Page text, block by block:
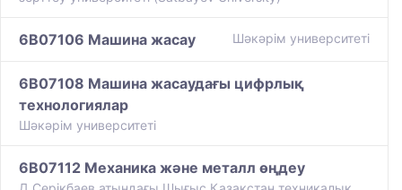
6B07106 Машина жасау Шәкәрім университеті
6B07108 Машина жасаудағы цифрлық
технологиялар
Шәкәрім университеті
6B07112 Механика және металл өңдеу